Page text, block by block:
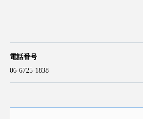
電話番号
06-6725-1838